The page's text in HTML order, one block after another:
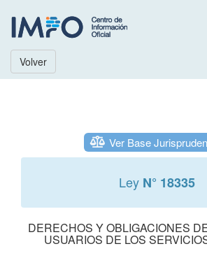
Volver
Ver Base
Ley N° 18335
DERECHOS Y OBLIGACIONES
USUARIOS DE LOS